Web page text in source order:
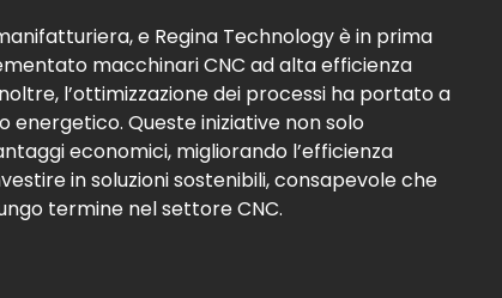
e Regina Technology è in prima
macchinari CNC ad alta efficienza
l’ottimizzazione dei processi ha portato a
energetico. Queste iniziative non solo
economici, migliorando l’efficienza
in soluzioni sostenibili, consapevole che
termine nel settore CNC.